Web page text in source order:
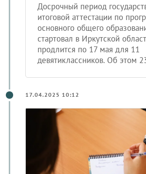
Досрочный период
итоговой аттестации по
основного общего
стартовал в Иркутской
продлится по 17 мая для 11
девятиклассников. Об этом
17.04.2025 10:12